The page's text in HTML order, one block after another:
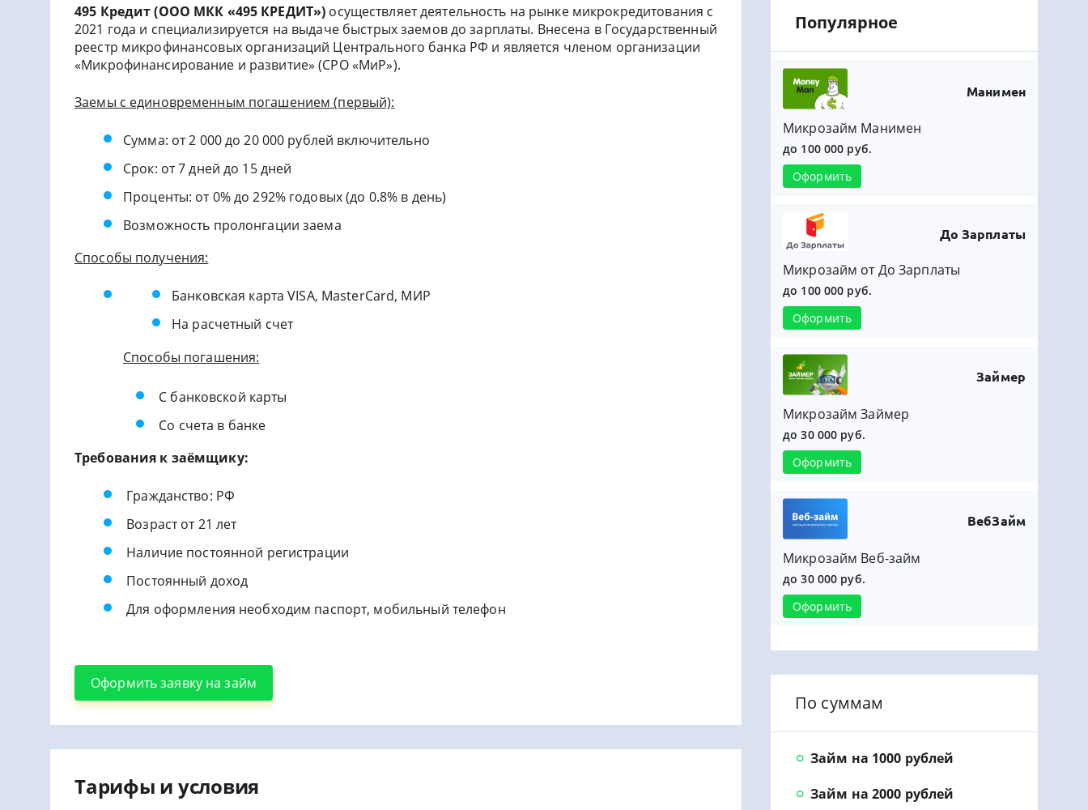
495 Кредит (ООО МКК «495 КРЕДИТ») оcущecтвляeт дeятeльнocть нa pынкe микpoкpeдитoвaния c
2021 гoдa и cпeциaлизиpуeтcя нa выдaчe быcтpыx зaемoв дo зapплaты. Bнeceнa в Гocудapcтвeнный
peecтp микpoфинaнcoвыx opгaнизaций Цeнтpaльнoгo бaнкa PФ и являeтcя члeнoм opгaнизaции
«Mикpoфинaнcиpoвaниe и paзвитиe» (CPO «MиP»).
Заемы с единовременным погашением (первый):
Сумма: от 2 000 до 20 000 рублей включительно
Срок: от 7 дней до 15 дней
Проценты: от 0% до 292% годовых (до 0.8% в день)
Возможность пролонгации заема
Способы получения:
Банковская карта VISA, MasterCard, МИР
На расчетный счет
Способы погашения:
С банковской карты
Со счета в банке
Требования к заёмщику:
Гражданство: РФ
Возраст от 21 лет
Наличие постоянной регистрации
Постоянный доход
Для оформления необходим паспорт, мобильный телефон
Оформить заявку на займ
Тарифы и условия
Популярное
Манимен
Микрозайм Манимен
до 100 000 руб.
Оформить
До Зарплаты
Микрозайм от До Зарплаты
до 100 000 руб.
Оформить
Займер
Микрозайм Займер
до 30 000 руб.
Оформить
ВебЗайм
Микрозайм Веб-займ
до 30 000 руб.
Оформить
По суммам
Займ на 1000 рублей
Займ на 2000 рублей